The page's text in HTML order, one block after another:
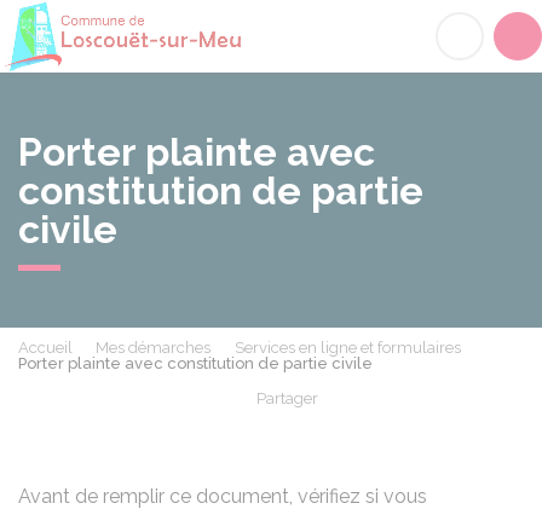
Porter plainte avec
constitution de partie
civile
Accueil Mes démarches
Services en ligne et formulaires
Porter plainte avec constitution de partie civile
Partager
Avant de remplir ce document, vérifiez si vous